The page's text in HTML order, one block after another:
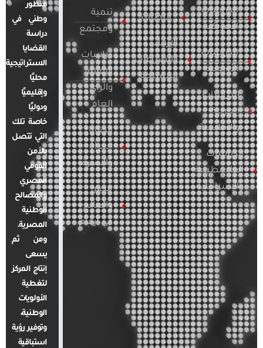
الدراسات
الأمريكية
الدراسات
الأوروبية
الدراسات
العربية
والإقليمية
الدراسات
الفلسطينية
والإسرائيلية
التطرف
الإرهاب
والصراعات
المسلحة
تنمية
ومجتمع
دراسات
الإعلام
والرأي
العام
قضايا
المرأة
والأسرة
مصر
والعالم
في أرقام
منظور
وطني في
دراسة
القضايا
الاستراتيجية
محليًا
وإقليميًا
ودوليًا
خاصة تلك
التي تتصل
بالأمن
القومي
المصري
والمصالح
الوطنية
المصرية.
ومن ثم
يسعى
إنتاج المركز
لتغطية
الأولويات
الوطنية،
وتوفير رؤية
استباقية